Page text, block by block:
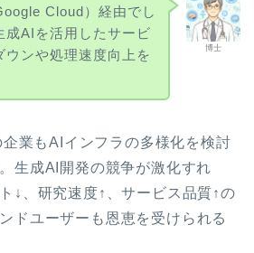
博士
Cloud）経由でし
成AIを活用したサービ
ウンや処理速度向上を
業もAIインフラの多様化を検討
生成AI開発の競争が激化すれ
↓、研究速度↑、サービス品質↑の
ドユーザーも恩恵を受けられる